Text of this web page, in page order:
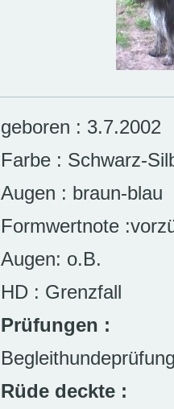
geboren : 3.7.2002
Farbe : Schwarz-
Augen : braun-blau
Formwertnote
Augen: o.B.
HD : Grenzfall
Prüfungen :
Rüde deckte :